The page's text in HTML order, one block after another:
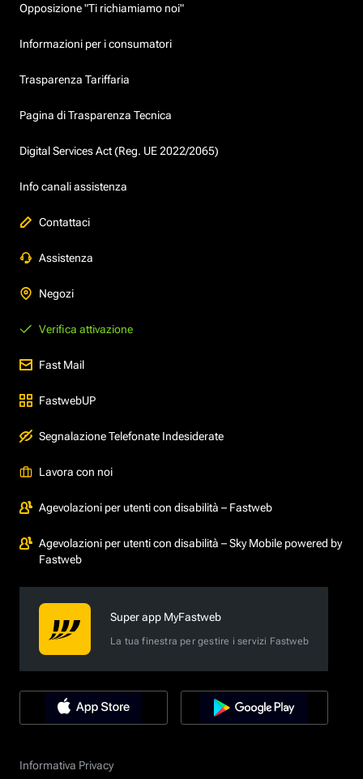
Opposizione "Ti richiamiamo noi"
Informazioni per i consumatori
Trasparenza Tariffaria
Pagina di Trasparenza Tecnica
Digital Services Act (Reg. UE 2022/2065)
Info canali assistenza
Contattaci
Assistenza
Negozi
Verifica attivazione
Fast Mail
FastwebUP
Segnalazione Telefonate Indesiderate
Lavora con noi
Agevolazioni per utenti con disabilità – Fastweb
Agevolazioni per utenti con disabilità – Sky Mobile powered by
Fastweb
Super app MyFastweb
La tua finestra per gestire i servizi Fastweb
Informativa Privacy